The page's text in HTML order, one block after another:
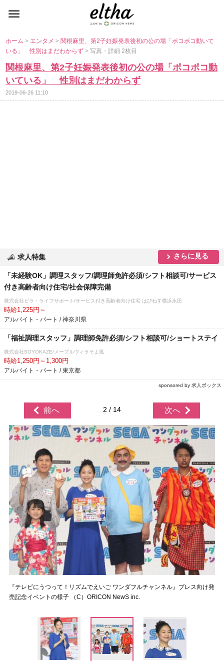
ホーム> エンタメ> 関根麻里、第2子妊娠発表後初の公の場「ポコポコ動いて
いる」 性別はまだわからず> 写真・詳細 2枚目
関根麻里、第2子妊娠発表後初の公の場「ポコポコ動
いている」 性別はまだわからず
2019-06-26 11:10
求人特集 さらに見る
「未経験OK」調理スタッフ/調理師免許必須/シフト相談可/サービス
付き高齢者向け住宅/社会保障完備
株式会社ビラ・ライフサポート/サービス付き高齢者向け住宅 はぴねす横浜永田
時給1,225円～
アルバイト・パート / 神奈川県
「福祉調理スタッフ」調理師免許必須/シフト相談可/ショートステイ
株式会社SOYOKAZE/メープルヴィラそよ風
時給1,250円～1,300円
アルバイト・パート / 東京都
sponsored by 求人ボックス
前へ 2 / 14 次へ
『テレビにうつって！リズムでえいご ワンダフルチャンネル』プレス向け発
売記念イベントの様子 （C）ORICON NewS inc.